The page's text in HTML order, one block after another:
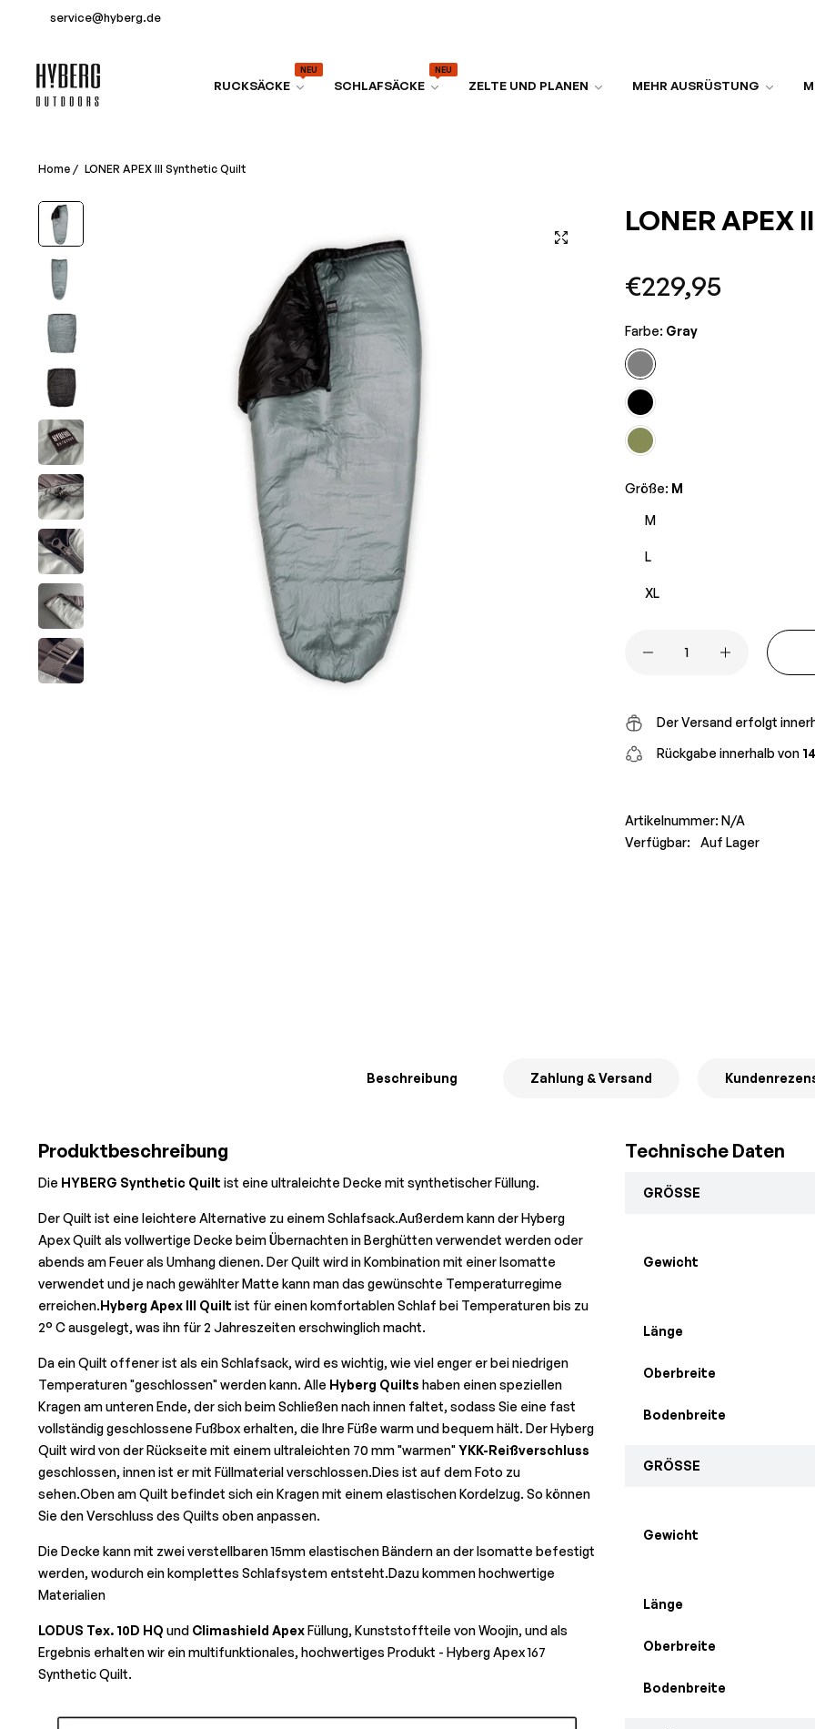
service@hyberg.de
RUCKSÄCKE
NEU
SCHLAFSÄCKE
NEU
ZELTE UND PLANEN MEHR AUSRÜSTUNG
Home / LONER APEX III Synthetic Quilt
LONER APEX
Normaler
Preis
€229,95
Farbe: Gray
Größe: M
M
L
XL
Der Versand erfolgt
Rückgabe innerhalb von
Artikelnummer: N/A
Verfügbar:
Auf Lager
Beschreibung Zahlung & Versand
Produktbeschreibung
Die HYBERG Synthetic Quilt ist eine ultraleichte Decke mit synthetischer Füllung.
Der Quilt ist eine leichtere Alternative zu einem Schlafsack.Außerdem kann der Hyberg
Apex Quilt als vollwertige Decke beim Übernachten in Berghütten verwendet werden oder
abends am Feuer als Umhang dienen. Der Quilt wird in Kombination mit einer Isomatte
verwendet und je nach gewählter Matte kann man das gewünschte Temperaturregime
erreichen.Hyberg Apex III Quilt ist für einen komfortablen Schlaf bei Temperaturen bis zu
2° Causgelegt, was ihn für 2 Jahreszeiten erschwinglich macht.
Da ein Quilt offener ist als ein Schlafsack, wird es wichtig, wie viel enger er bei niedrigen
Temperaturen "geschlossen" werden kann. Alle Hyberg Quilts haben einen speziellen
Kragen am unteren Ende, der sich beim Schließen nach innen faltet, sodass Sie eine fast
vollständig geschlossene Fußbox erhalten, die Ihre Füße warm und bequem hält. Der Hyberg
Quilt wird von der Rückseite mit einem ultraleichten 70 mm "warmen"YKK-Reißverschluss
geschlossen, innen ist er mit Füllmaterial verschlossen.Dies ist auf dem Foto zu
sehen.Oben am Quilt befindet sich ein Kragen mit einem elastischen Kordelzug. So können
Sie den Verschluss des Quilts oben anpassen.
Die Decke kann mit zwei verstellbaren 15mm elastischen Bändern an der Isomatte befestigt
werden, wodurch ein komplettes Schlafsystem entsteht.Dazu kommen hochwertige
Materialien
LODUS Tex. 10D HQ und Climashield ApexFüllung, Kunststoffteile von Woojin, und als
Ergebnis erhalten wir ein multifunktionales, hochwertiges Produkt - Hyberg Apex 167
Synthetic Quilt.
Technische Daten
GRÖSSE
Gewicht
Länge
Oberbreite
Bodenbreite
GRÖSSE
Gewicht
Länge
Oberbreite
Bodenbreite